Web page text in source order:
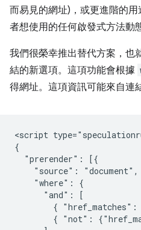
而易見的網址)，或更進階的
者想使用的任何啟發式方法動
我們很榮幸推出替代方案，也
結的新選項。這項功能會根據
得網址。這項資訊可能來自連
<script
{
  "prerender": [{
    "source": "document",
    "where": {
      "and": [
{ "href_matches":
{ "not":